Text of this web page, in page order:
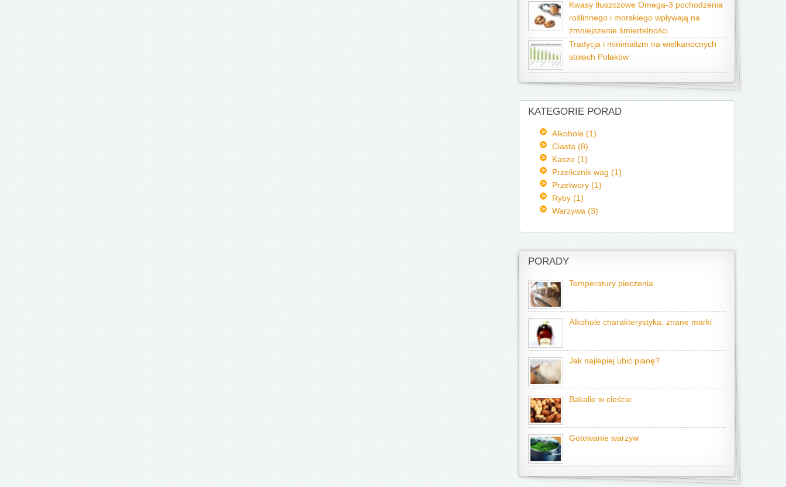
Kwasy tłuszczowe Omega-3 pochodzenia
roślinnego i morskiego wpływają na
zmniejszenie śmiertelności
Tradycja i minimalizm na wielkanocnych
stołach Polaków
KATEGORIE PORAD
Alkohole (1)
Ciasta (8)
Kasze (1)
Przelicznik wag (1)
Przetwory (1)
Ryby (1)
Warzywa (3)
PORADY
Temperatury pieczenia
Alkohole charakterystyka, znane marki
Jak najlepiej ubić pianę?
Bakalie w cieście
Gotowanie warzyw